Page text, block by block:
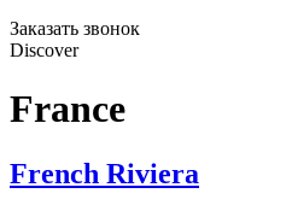
Заказать звонок
Discover
France
French Riviera